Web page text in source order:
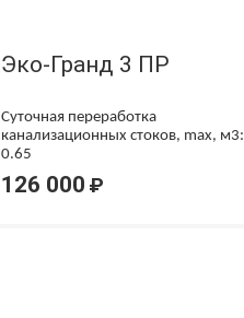
Эко-Гранд 3 ПР
Суточная переработка
канализационных стоков, max, м3:
0.65
126 000 ₽